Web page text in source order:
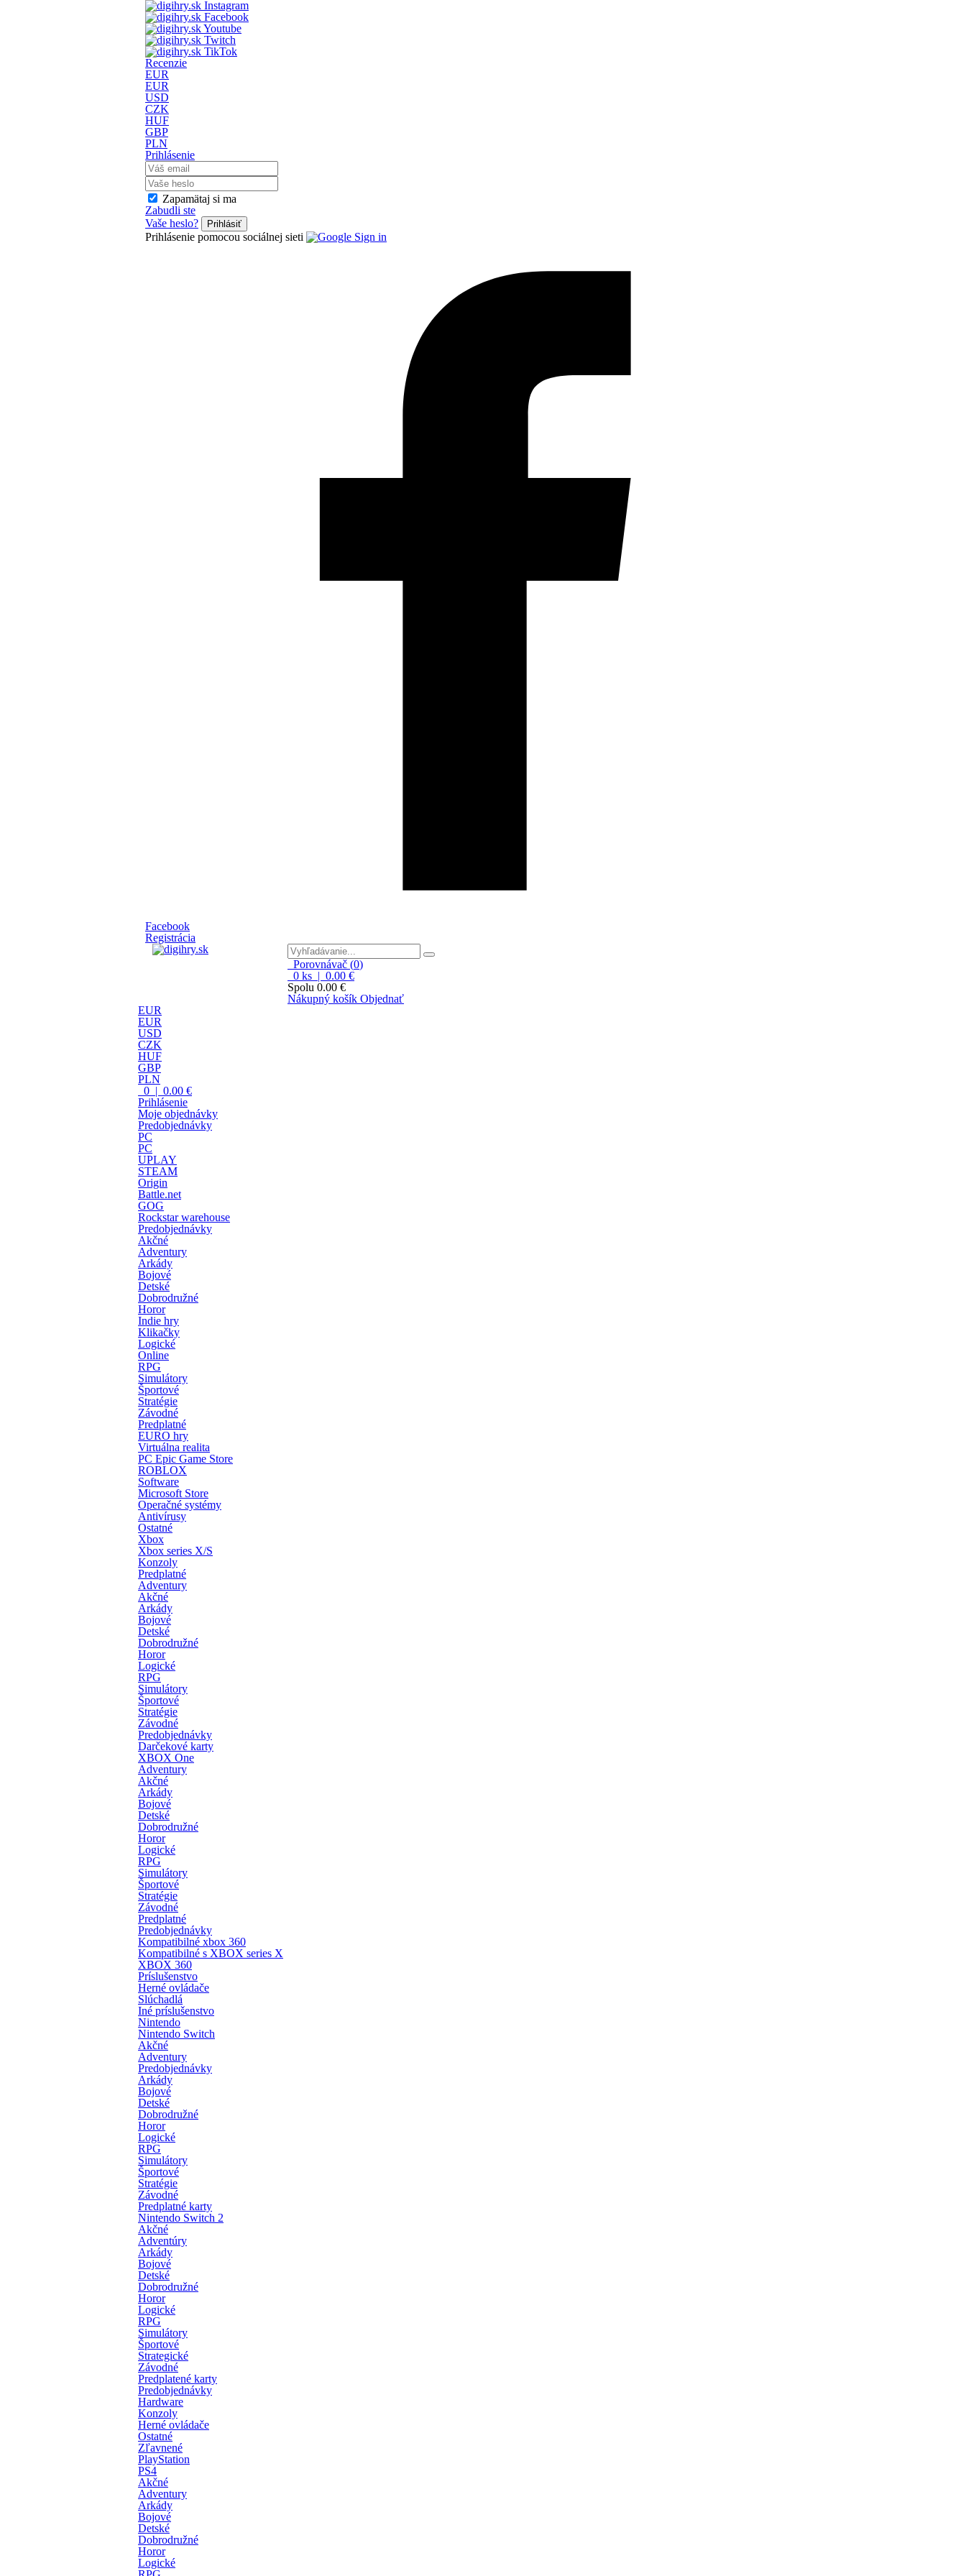
Recenzie
EUR
EUR
USD
CZK
HUF
GBP
PLN
Prihlásenie
Zapamätaj si ma
Zabudli ste
Vaše heslo?
Prihlásiť
Prihlásenie pomocou sociálnej sieti
Facebook
Registrácia
Porovnávač (0)
0 ks | 0.00 €
Spolu 0.00 €
Nákupný košík Objednať
EUR
EUR
USD
CZK
HUF
GBP
PLN
0 | 0.00 €
Prihlásenie
Moje objednávky
Predobjednávky
PC
PC
UPLAY
STEAM
Origin
Battle.net
GOG
Rockstar warehouse
Predobjednávky
Akčné
Adventury
Arkády
Bojové
Detské
Dobrodružné
Horor
Indie hry
Klikačky
Logické
Online
RPG
Simulátory
Športové
Stratégie
Závodné
Predplatné
EURO hry
Virtuálna realita
PC Epic Game Store
ROBLOX
Software
Microsoft Store
Operačné systémy
Antivírusy
Ostatné
Xbox
Xbox series X/S
Konzoly
Predplatné
Adventury
Akčné
Arkády
Bojové
Detské
Dobrodružné
Horor
Logické
RPG
Simulátory
Športové
Stratégie
Závodné
Predobjednávky
Darčekové karty
XBOX One
Adventury
Akčné
Arkády
Bojové
Detské
Dobrodružné
Horor
Logické
RPG
Simulátory
Športové
Stratégie
Závodné
Predplatné
Predobjednávky
Kompatibilné xbox 360
Kompatibilné s XBOX series X
XBOX 360
Príslušenstvo
Herné ovládače
Slúchadlá
Iné príslušenstvo
Nintendo
Nintendo Switch
Akčné
Adventury
Predobjednávky
Arkády
Bojové
Detské
Dobrodružné
Horor
Logické
RPG
Simulátory
Športové
Stratégie
Závodné
Predplatné karty
Nintendo Switch 2
Akčné
Adventúry
Arkády
Bojové
Detské
Dobrodružné
Horor
Logické
RPG
Simulátory
Športové
Strategické
Závodné
Predplatené karty
Predobjednávky
Hardware
Konzoly
Herné ovládače
Ostatné
Zľavnené
PlayStation
PS4
Akčné
Adventury
Arkády
Bojové
Detské
Dobrodružné
Horor
Logické